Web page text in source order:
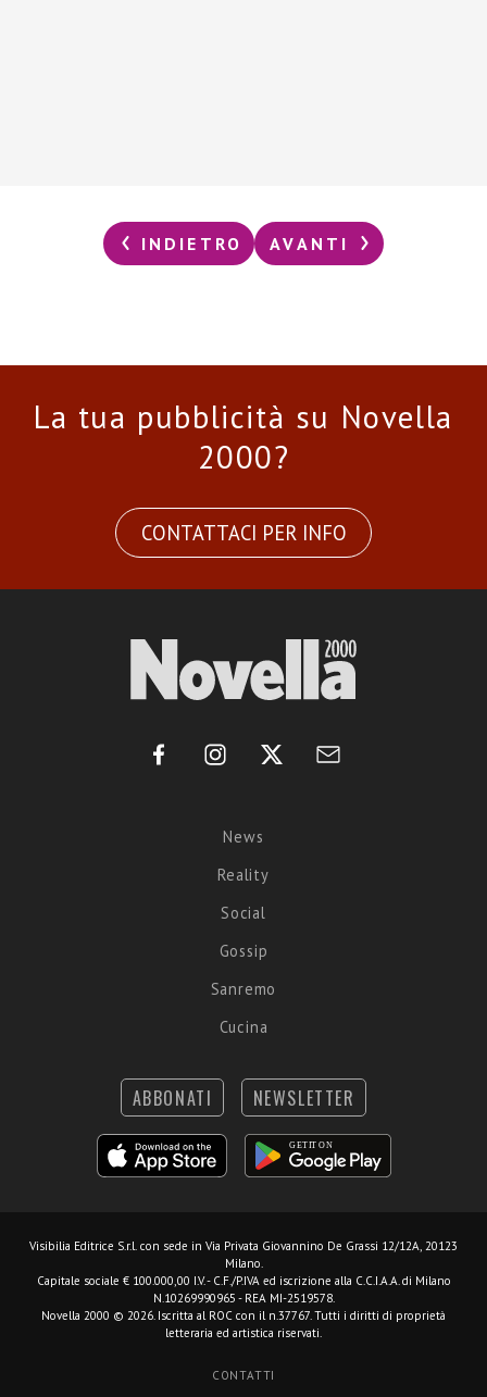
INDIETRO AVANTI
La tua pubblicità su Novella
2000?
CONTATTACI PER INFO
News
Reality
Social
Gossip
Sanremo
Cucina
ABBONATI NEWSLETTER
Visibilia Editrice S.r.l. con sede in Via Privata Giovannino De Grassi 12/12A, 20123
Milano.
Capitale sociale € 100.000,00 I.V. - C.F./P.IVA ed iscrizione alla C.C.I.A.A. di Milano
N.10269990965 - REA MI-2519578.
Novella 2000 © 2026. Iscritta al ROC con il n.37767. Tutti i diritti di proprietà
letteraria ed artistica riservati.
CONTATTI